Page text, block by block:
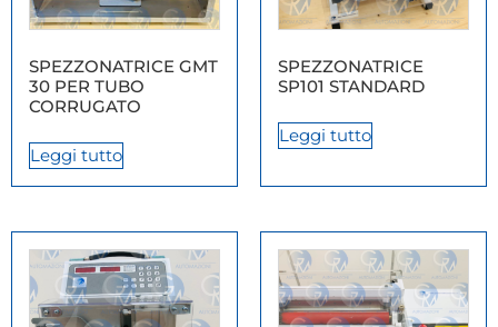
SPEZZONATRICE GMT
30 PER TUBO
CORRUGATO
Leggi tutto
SPEZZONATRICE
SP101 STANDARD
Leggi tutto